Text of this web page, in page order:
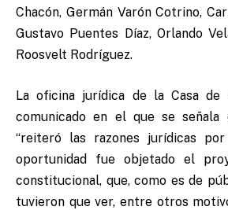
Chacón, Germán Varón Cotrino,
Gustavo Puentes Díaz, Orlando
Roosvelt Rodríguez.
La oficina jurídica de la Casa de
comunicado en el que se señala
“reiteró las razones jurídicas
oportunidad fue objetado el
constitucional, que, como es de
tuvieron que ver, entre otros